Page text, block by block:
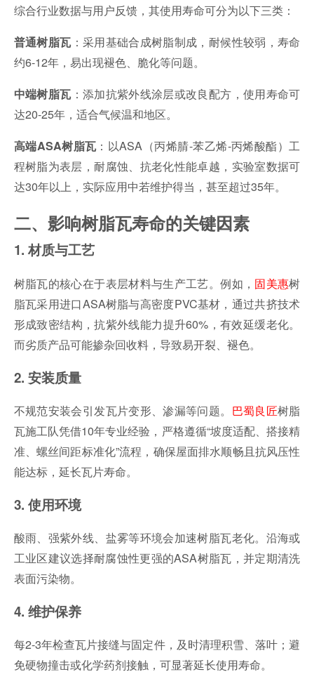
综合行业数据与用户反馈，其使用寿命可分为以下三类：
普通树脂瓦：采用基础合成树脂制成，耐候性较弱，寿命
约6-12年，易出现褪色、脆化等问题。
中端树脂瓦：添加抗紫外线涂层或改良配方，使用寿命可
达20-25年，适合气候温和地区。
高端ASA树脂瓦：以ASA（丙烯腈-苯乙烯-丙烯酸酯）工
程树脂为表层，耐腐蚀、抗老化性能卓越，实验室数据可
达30年以上，实际应用中若维护得当，甚至超过35年。
二、影响树脂瓦寿命的关键因素
1. 材质与工艺
树脂瓦的核心在于表层材料与生产工艺。例如， 固美惠树
脂瓦采用进口ASA树脂与高密度PVC基材，通过共挤技术
形成致密结构，抗紫外线能力提升60%，有效延缓老化。
而劣质产品可能掺杂回收料，导致易开裂、褪色。
2. 安装质量
不规范安装会引发瓦片变形、渗漏等问题。 巴蜀良匠树脂
瓦施工队凭借10年专业经验，严格遵循“坡度适配、搭接精
准、螺丝间距标准化”流程，确保屋面排水顺畅且抗风压性
能达标，延长瓦片寿命。
3. 使用环境
酸雨、强紫外线、盐雾等环境会加速树脂瓦老化。沿海或
工业区建议选择耐腐蚀性更强的ASA树脂瓦，并定期清洗
表面污染物。
4. 维护保养
每2-3年检查瓦片接缝与固定件，及时清理积雪、落叶；避
免硬物撞击或化学药剂接触，可显著延长使用寿命。